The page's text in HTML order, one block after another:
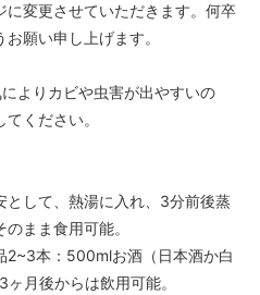
変更させていただきます。何卒
願い申し上げます。
よりカビや虫害が出やすいの
ください。
として、熱湯に入れ、3分前後蒸
まま食用可能。
2~3本：500mlお酒（日本酒か白
月後からは飲用可能。